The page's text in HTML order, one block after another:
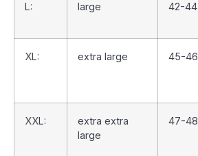
L: large 42-44
XL: extra large 45-46
XXL:
extra extra
large
47-48